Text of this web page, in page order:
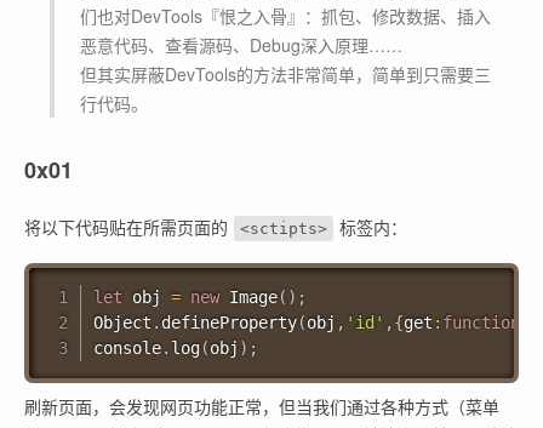
们也对DevTools『恨之入骨』：抓包、修改数据、插入
恶意代码、查看源码、Debug深入原理……
但其实屏蔽DevTools的方法非常简单，简单到只需要三
行代码。
0x01
将以下代码贴在所需页面的 <sctipts> 标签内：
let obj = new Image( ) ;
Object . defineProperty(obj , 'id' , {get : function
console. log(obj ) ;
刷新页面，会发现网页功能正常，但当我们通过各种方式（菜单